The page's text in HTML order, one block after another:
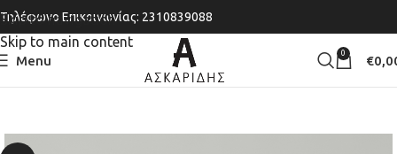
Skip to navigation
Skip to main content
Τηλέφωνο Επικοινωνίας: 2310839088
Menu 0 €